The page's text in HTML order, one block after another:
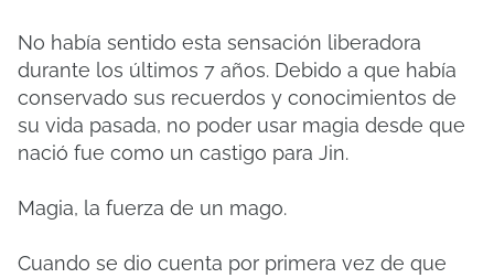
No había sentido esta sensación liberadora
durante los últimos 7 años. Debido a que había
conservado sus recuerdos y conocimientos de
su vida pasada, no poder usar magia desde que
nació fue como un castigo para Jin.
Magia, la fuerza de un mago.
Cuando se dio cuenta por primera vez de que